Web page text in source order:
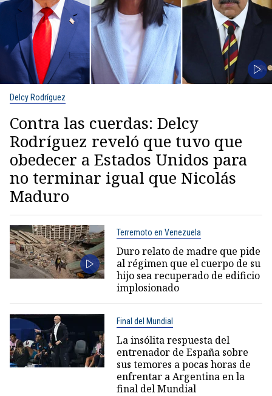
Delcy Rodríguez
Contra las cuerdas: Delcy
Rodríguez reveló que tuvo que
obedecer a Estados Unidos para
no terminar igual que Nicolás
Maduro
Terremoto en Venezuela
Duro relato de madre que pide
al régimen que el cuerpo de su
hijo sea recuperado de edificio
implosionado
Final del Mundial
La insólita respuesta del
entrenador de España sobre
sus temores a pocas horas de
enfrentar a Argentina en la
final del Mundial